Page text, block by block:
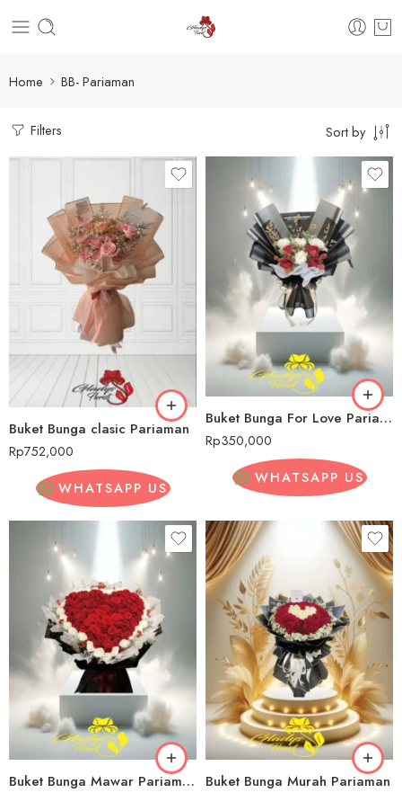
Home BB- Pariaman
Filters Sort by
Buket Bunga clasic Pariaman
Rp752,000
WHATSAPP US
Buket Bunga For Love Pariaman
Rp350,000
WHATSAPP US
Buket Bunga Mawar Pariaman Buket Bunga Murah Pariaman